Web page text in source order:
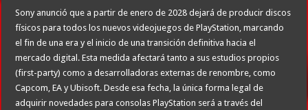
Sony anunció que a partir de enero de 2028 dejará de producir discos
físicos para todos los nuevos videojuegos de PlayStation, marcando
el fin de una era y el inicio de una transición definitiva hacia el
mercado digital. Esta medida afectará tanto a sus estudios propios
(first-party) como a desarrolladoras externas de renombre, como
Capcom, EA y Ubisoft. Desde esa fecha, la única forma legal de
adquirir novedades para consolas PlayStation será a través del